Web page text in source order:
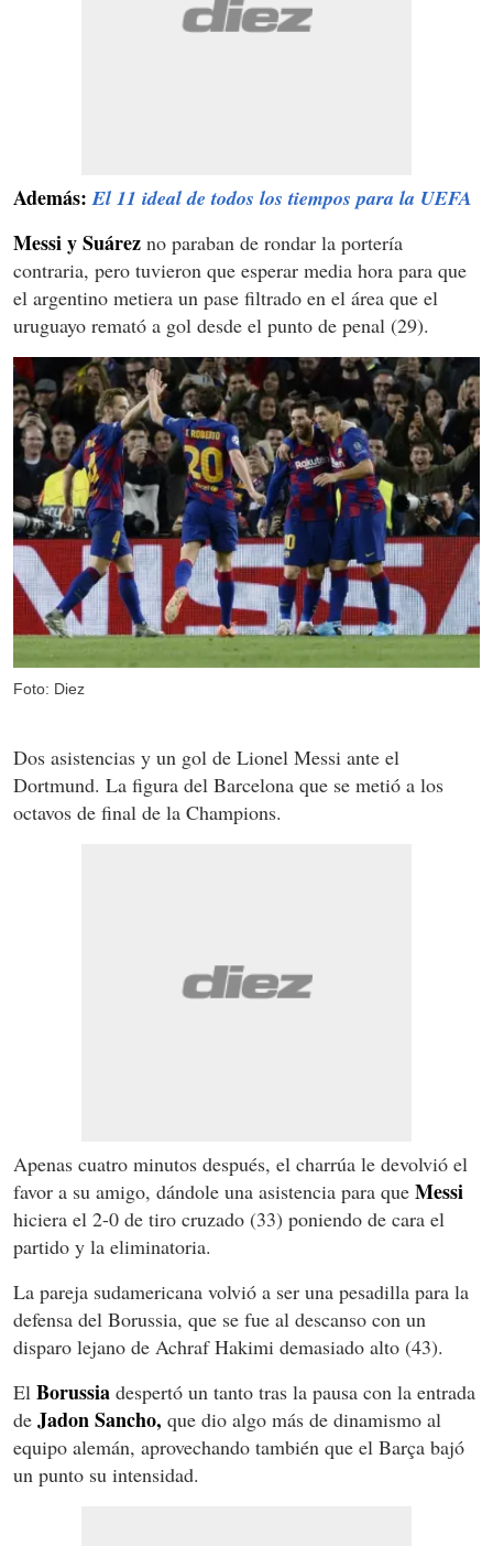
Además:El 11 ideal de todos los tiempos para la UEFA
Messi y Suárez no paraban de rondar la portería
contraria, pero tuvieron que esperar media hora para que
el argentino metiera un pase filtrado en el área que el
uruguayo remató a gol desde el punto de penal (29).
Foto: Diez
Dos asistencias y un gol de Lionel Messi ante el
Dortmund. La figura del Barcelona que se metió a los
octavos de final de la Champions.
Apenas cuatro minutos después, el charrúa le devolvió el
favor a su amigo, dándole una asistencia para que Messi
hiciera el 2-0 de tiro cruzado (33) poniendo de cara el
partido y la eliminatoria.
La pareja sudamericana volvió a ser una pesadilla para la
defensa del Borussia, que se fue al descanso con un
disparo lejano de Achraf Hakimi demasiado alto (43).
El Borussia despertó un tanto tras la pausa con la entrada
de Jadon Sancho, que dio algo más de dinamismo al
equipo alemán, aprovechando también que el Barça bajó
un punto su intensidad.